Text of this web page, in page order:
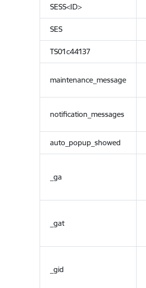
SESS<ID>
SES
TS01c44137
maintenance_message
notification_messages
auto_popup_showed
_ga
_gat
_gid